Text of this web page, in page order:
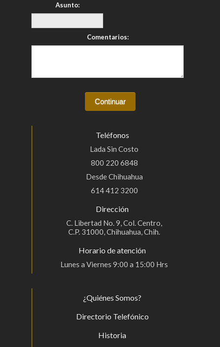
Asunto:
Comentarios:
Teléfonos
Lada Sin Costo
800 220 6848
Desde Chihuahua
614 412 3200
Dirección
C. Libertad No. 9, Col. Centro,
C.P. 31000, Chihuahua, Chih.
Horario de atención
Lunes a Viernes 9:00 a 15:00 Hrs
¿Quiénes Somos?
Directorio Telefónico
Historia